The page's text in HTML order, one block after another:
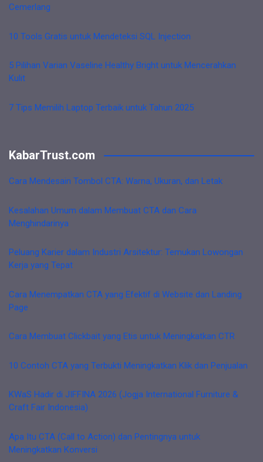
Cemerlang
10 Tools Gratis untuk Mendeteksi SQL Injection
5 Pilihan Varian Vaseline Healthy Bright untuk Mencerahkan
Kulit
7 Tips Memilih Laptop Terbaik untuk Tahun 2025
KabarTrust.com
Cara Mendesain Tombol CTA: Warna, Ukuran, dan Letak
Kesalahan Umum dalam Membuat CTA dan Cara
Menghindarinya
Peluang Karier dalam Industri Arsitektur: Temukan Lowongan
Kerja yang Tepat
Cara Menempatkan CTA yang Efektif di Website dan Landing
Page
Cara Membuat Clickbait yang Etis untuk Meningkatkan CTR
10 Contoh CTA yang Terbukti Meningkatkan Klik dan Penjualan
KWaS Hadir di JIFFINA 2026 (Jogja International Furniture &
Craft Fair Indonesia)
Apa Itu CTA (Call to Action) dan Pentingnya untuk
Meningkatkan Konversi